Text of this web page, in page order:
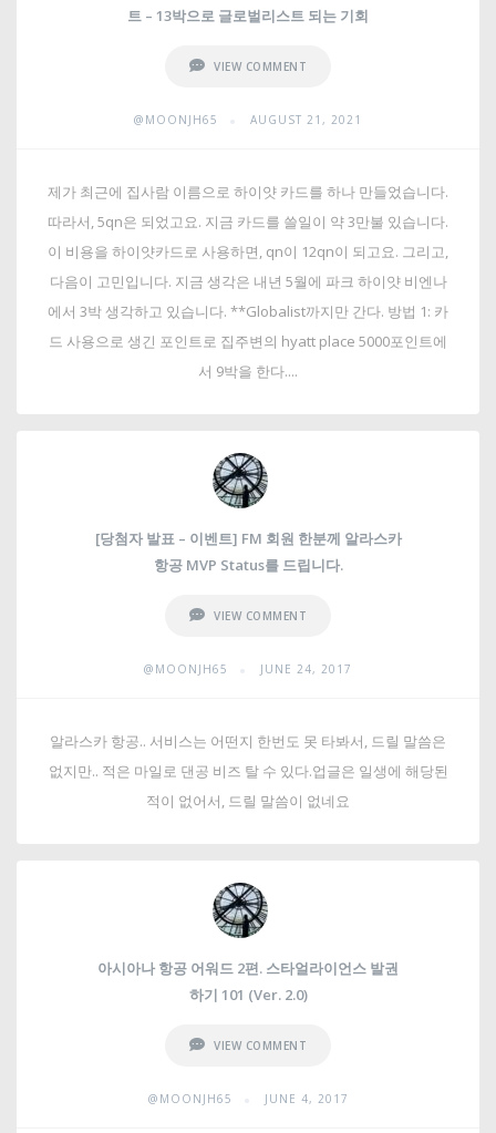
트 – 13박으로 글로벌리스트 되는 기회
VIEW COMMENT
@MOONJH65 AUGUST 21, 2021
제가 최근에 집사람 이름으로 하이얏 카드를 하나 만들었습니다.
따라서, 5qn은 되었고요. 지금 카드를 쓸일이 약 3만불 있습니다.
이 비용을 하이얏카드로 사용하면, qn이 12qn이 되고요. 그리고,
다음이 고민입니다. 지금 생각은 내년 5월에 파크 하이얏 비엔나
에서 3박 생각하고 있습니다. **Globalist까지만 간다. 방법 1: 카
드 사용으로 생긴 포인트로 집주변의 hyatt place 5000포인트에
서 9박을 한다....
[당첨자 발표 – 이벤트] FM 회원 한분께 알라스카
항공 MVP Status를 드립니다.
VIEW COMMENT
@MOONJH65 JUNE 24, 2017
알라스카 항공.. 서비스는 어떤지 한번도 못 타봐서, 드릴 말씀은
없지만.. 적은 마일로 댄공 비즈 탈 수 있다.업글은 일생에 해당된
적이 없어서, 드릴 말씀이 없네요
아시아나 항공 어워드 2편. 스타얼라이언스 발권
하기 101 (Ver. 2.0)
VIEW COMMENT
@MOONJH65 JUNE 4, 2017